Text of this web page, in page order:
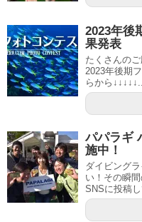
2023年後
果発表
たくさんの
2023年後期
らから
パパラギ
施中！
ダイビング
い！その瞬
SNSに投稿